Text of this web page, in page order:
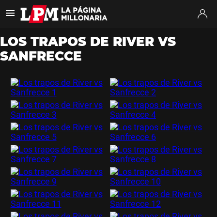
Es tendencia: Coudet River Tigre Puntajes River Tigre
ULTIMAS NOTICIAS
STREAMING
TORNEO CLAUSURA
SUDAMERICANA
MERCADO DE PASES
FIXTURE
POSICIONES
OPINIÓN
LOS TRAPOS DE RIVER VS
SANFRECCE